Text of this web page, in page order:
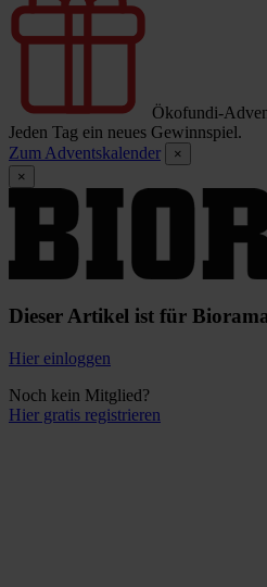
Ökofundi-
Jeden Tag ein neues Gewinnspiel.
Zum Adventskalender
×
×
Dieser Artikel ist für
Hier einloggen
Noch kein Mitglied?
Hier gratis registrieren